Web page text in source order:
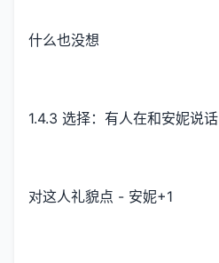
什么也没想
1.4.3 选择：有人在和安妮说话
对这人礼貌点 - 安妮+1